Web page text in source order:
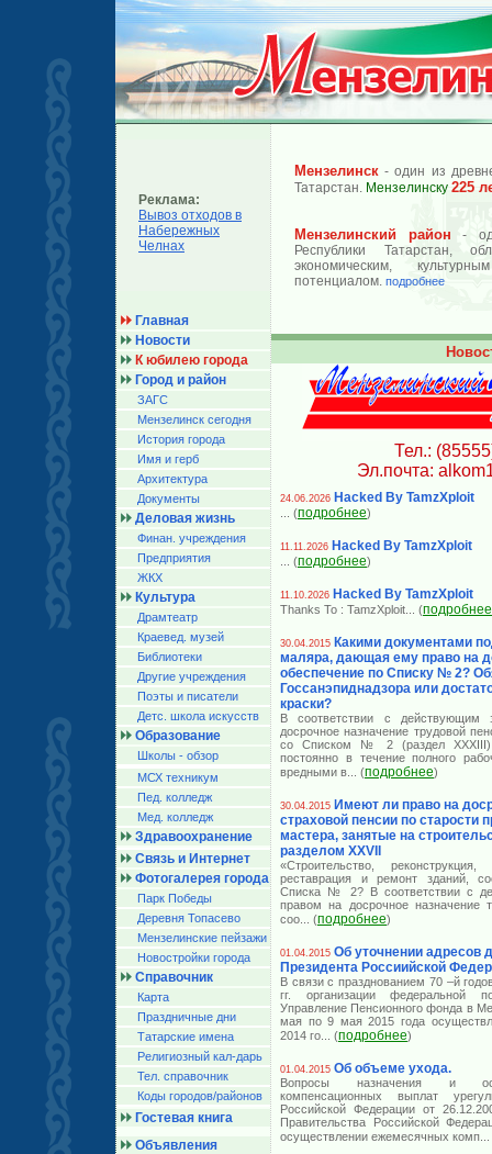
Реклама:
Вывоз отходов в
Набережных
Челнах
Главная
Новости
К юбилею города
Город и район
ЗАГС
Мензелинск сегодня
История города
Имя и герб
Архитектура
Документы
Деловая жизнь
Финан. учреждения
Предприятия
ЖКХ
Культура
Драмтеатр
Краевед. музей
Библиотеки
Другие учреждения
Поэты и писатели
Детс. школа искусств
Образование
Школы - обзор
МСХ техникум
Пед. колледж
Мед. колледж
Здравоохранение
Связь и Интернет
Фотогалерея города
Парк Победы
Деревня Топасево
Мензелинские пейзажи
Новостройки города
Справочник
Карта
Праздничные дни
Татарские имена
Религиозный кал-дарь
Тел. справочник
Коды городов/райoнов
Гостевая книга
Объявления
Мензелинск - один из
Татарстан. Мензелинску 225
Мензелинский район -
Республики Татарстан,
экономическим,
потенциалом. подробнее
Тел.:
Эл.почта:
24.06.2026 Hacked By TamzXploit
... (подробнее)
11.11.2026 Hacked By TamzXploit
... (подробнее)
11.10.2026 Hacked By TamzXploit
Thanks To : TamzXploit ... (подробнее
30.04.2015 Какими документами
маляра, дающая ему право на
обеспечение по Списку № 2?
Госсанэпиднадзора или
краски?
В соответствии с действующим
досрочное назначение трудовой
со Списком № 2 (раздел XXXIII)
постоянно в течение полного
вредными в ... (подробнее)
30.04.2015 Имеют ли право на
страховой пенсии по старости
мастера, занятые на
разделом XXVII
«Строительство, реконструкция,
реставрация и ремонт зданий,
Списка № 2? В соответствии с
правом на досрочное назначение
соо ... (подробнее)
01.04.2015 Об уточнении адресов
Президента Россиийской
В связи с празднованием 70 –й
гг. организации федеральной
Управление Пенсионного фонда в
мая по 9 мая 2015 года
2014 го ... (подробнее)
01.04.2015 Об объеме ухода.
Вопросы назначения и
компенсационных выплат
Российской Федерации от
Правительства Российской
осуществлении ежемесячных комп